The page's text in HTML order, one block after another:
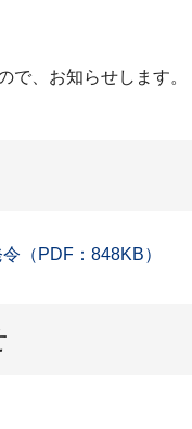
で、お知らせします。
（PDF：848KB）